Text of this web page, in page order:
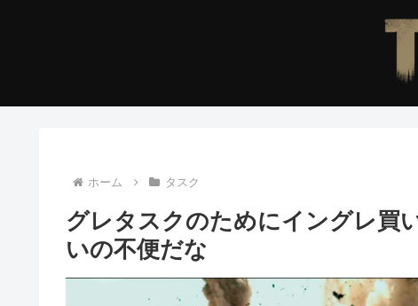
ホーム タスク
グレタスクのためにイングレ買
いの不便だな